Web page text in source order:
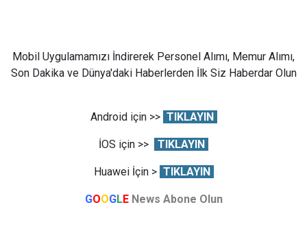
Mobil Uygulamamızı İndirerek Personel Alımı, Memur Alımı,
Son Dakika ve Dünya'daki Haberlerden İlk Siz Haberdar Olun
Android için >> TIKLAYIN
İOS için >> TIKLAYIN
Huawei İçin > TIKLAYIN
GOOGLE News Abone Olun